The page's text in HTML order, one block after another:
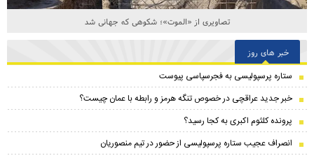
تصاویری از «الموت»؛ شکوهی که جهانی شد
خبر های روز
ستاره پرسپولیسی به فجرسپاسی پیوست
خبر جدید عراقچی در خصوص تنگه هرمز و رابطه با عمان چیست؟
پرونده کلثوم اکبری به کجا رسید؟
انصراف عجیب ستاره پرسپولیسی از حضور در تیم منصوریان